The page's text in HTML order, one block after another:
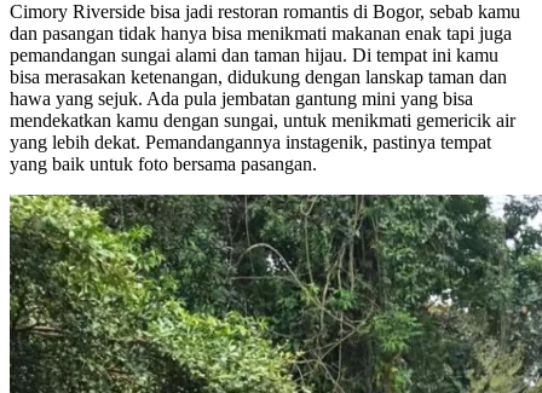
Cimory Riverside bisa jadi restoran romantis di Bogor, sebab kamu
dan pasangan tidak hanya bisa menikmati makanan enak tapi juga
pemandangan sungai alami dan taman hijau. Di tempat ini kamu
bisa merasakan ketenangan, didukung dengan lanskap taman dan
hawa yang sejuk. Ada pula jembatan gantung mini yang bisa
mendekatkan kamu dengan sungai, untuk menikmati gemericik air
yang lebih dekat. Pemandangannya instagenik, pastinya tempat
yang baik untuk foto bersama pasangan.